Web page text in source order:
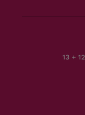
13 + 12